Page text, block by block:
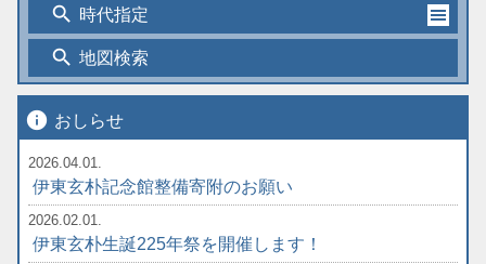
search 時代指定
search 地図検索
info おしらせ
2026.04.01.
伊東玄朴記念館整備寄附のお願い
2026.02.01.
伊東玄朴生誕225年祭を開催します！